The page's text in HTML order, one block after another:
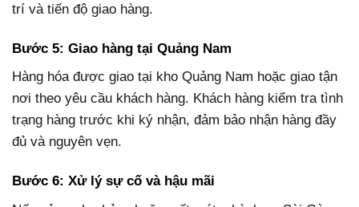
trí và tiến độ giao hàng.
Bước 5: Giao hàng tại Quảng Nam
Hàng hóa được giao tại kho Quảng Nam hoặc giao tận
nơi theo yêu cầu khách hàng. Khách hàng kiểm tra tình
trạng hàng trước khi ký nhận, đảm bảo nhận hàng đầy
đủ và nguyên vẹn.
Bước 6: Xử lý sự cố và hậu mãi